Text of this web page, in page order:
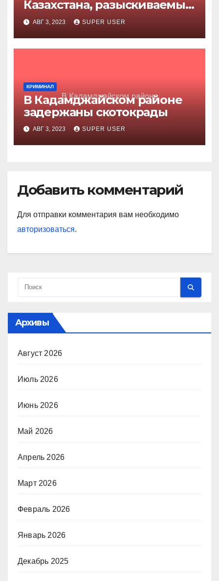
Казахстана, разыскиваемый
за убийство
АВГ 3, 2023 SUPER USER
КРИМИНАЛ
В Кадамджайском районе
задержаны скотокрады
АВГ 3, 2023 SUPER USER
Добавить комментарий
Для отправки комментария вам необходимо
авторизоваться.
Архивы
Август 2026
Июль 2026
Июнь 2026
Май 2026
Апрель 2026
Март 2026
Февраль 2026
Январь 2026
Декабрь 2025